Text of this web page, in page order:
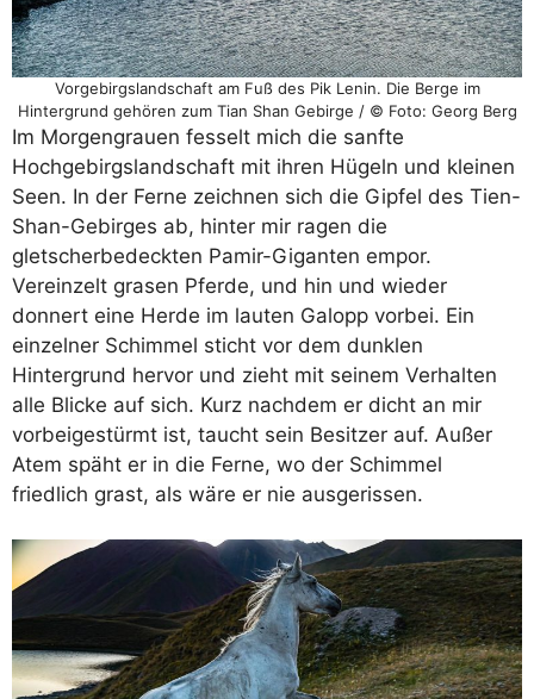
Vorgebirgslandschaft am Fuß des Pik Lenin. Die Berge im
Hintergrund gehören zum Tian Shan Gebirge / © Foto: Georg Berg
Im Morgengrauen fesselt mich die sanfte
Hochgebirgslandschaft mit ihren Hügeln und kleinen
Seen. In der Ferne zeichnen sich die Gipfel des Tien-
Shan-Gebirges ab, hinter mir ragen die
gletscherbedeckten Pamir-Giganten empor.
Vereinzelt grasen Pferde, und hin und wieder
donnert eine Herde im lauten Galopp vorbei. Ein
einzelner Schimmel sticht vor dem dunklen
Hintergrund hervor und zieht mit seinem Verhalten
alle Blicke auf sich. Kurz nachdem er dicht an mir
vorbeigestürmt ist, taucht sein Besitzer auf. Außer
Atem späht er in die Ferne, wo der Schimmel
friedlich grast, als wäre er nie ausgerissen.